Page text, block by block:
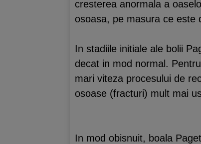
cresterea anormala a
osoasa, pe masura ce este
In stadiile initiale ale bolii
decat in mod normal.
mari viteza procesului de
osoase (fracturi) mult mai
In mod obisnuit, boala